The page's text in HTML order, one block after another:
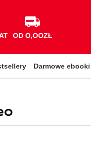
OD O,OOZŁ
Darmowe ebooki